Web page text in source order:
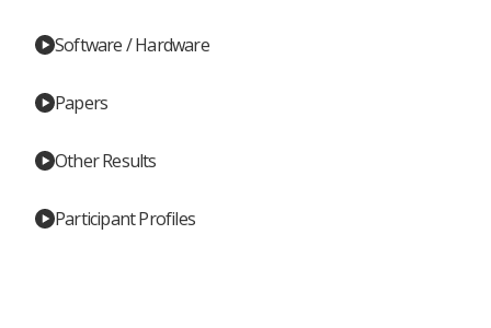
Software / Hardware
Papers
Other Results
Participant Profiles